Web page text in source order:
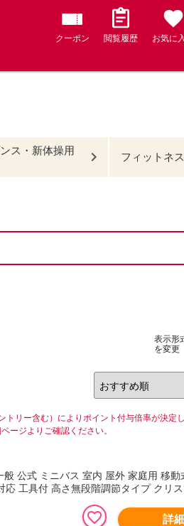
クーポン 閲覧履歴 お気に
ス・新体操用
フィットネ
表示形
を変更
リー含む）によりポイント付与倍率が決定し
ージよりご確認ください。
公式 ミニバス 室内 屋外 家庭用 移
応 工具付 高さ無段階調節タイプ クリ
詳